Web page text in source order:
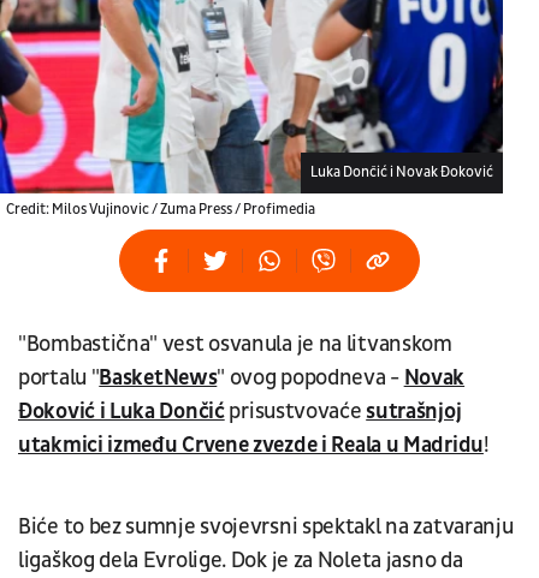
Credit: Milos Vujinovic / Zuma Press / Profimedia
Luka Dončić i Novak Đoković
"Bombastična" vest osvanula je na litvanskom
portalu "BasketNews" ovog popodneva - Novak
Đoković i Luka Dončićprisustvovaće sutrašnjoj
utakmici između Crvene zvezde i Reala u Madridu!
Biće to bez sumnje svojevrsni spektakl na zatvaranju
ligaškog dela Evrolige. Dok je za Noleta jasno da